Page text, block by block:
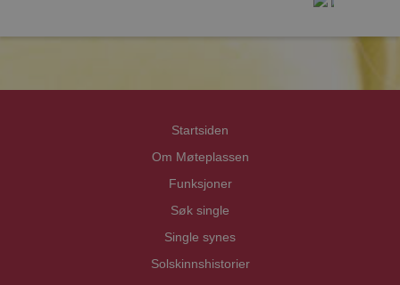
Startsiden
Om Møteplassen
Funksjoner
Søk single
Single synes
Solskinnshistorier